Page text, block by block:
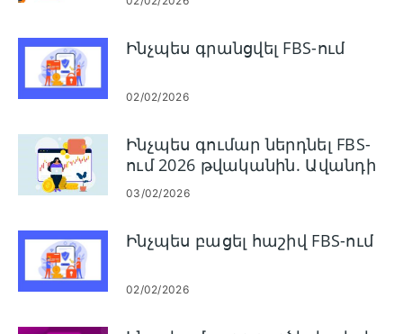
Ինչպես գրանցվել FBS-ում
02/02/2026
Ինչպես գումար ներդնել FBS-
ում 2026 թվականին. Ավանդի
հասանելի մեթոդներ,
վճարներ, նվազագույն
ժամանակ
03/02/2026
Ինչպես բացել հաշիվ FBS-ում
02/02/2026